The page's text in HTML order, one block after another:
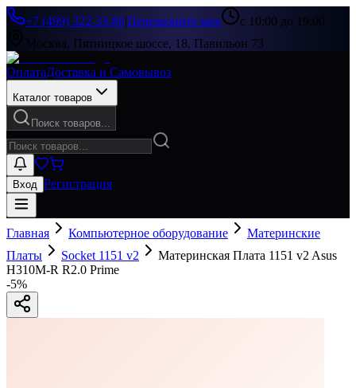
+7 (499) 322-33-86|Перезвоните мне
с 10:00 до 19:00
Москва, Пятницкое шоссе, 18, Павильон 73
ОплатаДоставка и Самовывоз
Каталог товаров
Поиск товаров...
Вход Регистрация
Главная Компьютерное оборудование
Материнские
Платы
Socket 1151 v2
Материнская Плата 1151 v2 Asus
H310M-R R2.0 Prime
-5%